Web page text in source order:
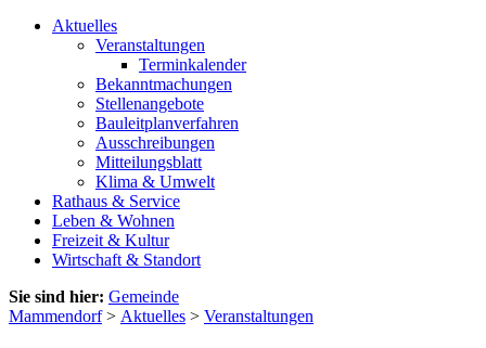
Aktuelles
Veranstaltungen
Terminkalender
Bekanntmachungen
Stellenangebote
Bauleitplanverfahren
Ausschreibungen
Mitteilungsblatt
Klima & Umwelt
Rathaus & Service
Leben & Wohnen
Freizeit & Kultur
Wirtschaft & Standort
Sie sind hier: Gemeinde
Mammendorf> Aktuelles > Veranstaltungen